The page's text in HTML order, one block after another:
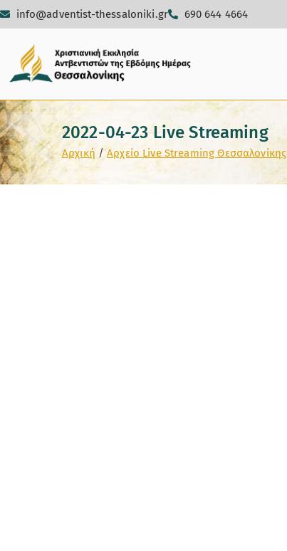
info@adventist-thessaloniki.gr 690 644 4664
2022-04-23 Live Streaming
Αρχική Αρχείο Live Streaming Θεσσαλονίκης